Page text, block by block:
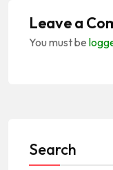
Leave a
You must be
Search